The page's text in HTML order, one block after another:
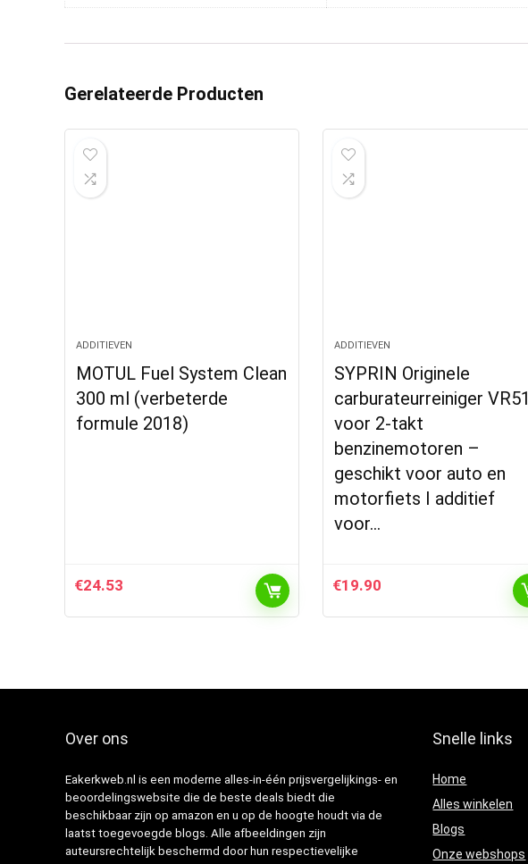
Gerelateerde Producten
ADDITIEVEN
MOTUL Fuel System Clean
300 ml (verbeterde
formule 2018)
€24.53
ADDITIEVEN
SYPRIN Originele
carburateurreiniger VR51
voor 2-takt
benzinemotoren –
geschikt voor auto en
motorfiets I additief
voor…
€19.90
Over ons
Eakerkweb.nl is een moderne alles-in-één prijsvergelijkings- en
beoordelingswebsite die de beste deals biedt die
beschikbaar zijn op amazon en u op de hoogte houdt via de
laatst toegevoegde blogs. Alle afbeeldingen zijn
auteursrechtelijk beschermd door hun respectievelijke
Snelle links
Home
Alles winkelen
Blogs
Onze webshops